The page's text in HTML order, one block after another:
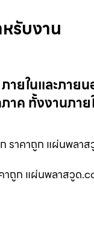
รับงาน
ายในและภาย
ค ทั้งงานภาย
ราคาถูก แผ่นพลา
าถูก แผ่นพลาสวูด